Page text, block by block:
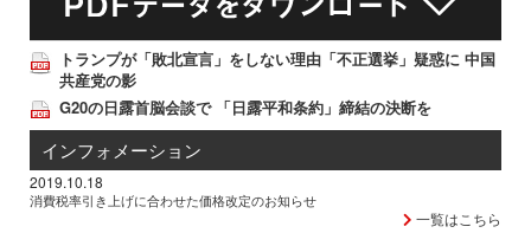
トランプが「敗北宣言」をしない理由「不正選挙」疑惑に 中国
共産党の影
G20の日露首脳会談で 「日露平和条約」締結の決断を
インフォメーション
2019.10.18
消費税率引き上げに合わせた価格改定のお知らせ
一覧はこちら